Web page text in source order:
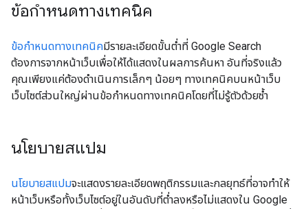
ข้อกำหนดทางเทคนิค
ข้อกำหนดทางเทคนิคมีรายละเอียดขั้นต่ำที่ Google Search
ต้องการจากหน้าเว็บเพื่อให้ได้แสดงในผลการค้นหา อันที่จริงแล้ว
คุณเพียงแค่ต้องดำเนินการเล็กๆ น้อยๆ ทางเทคนิคบนหน้าเว็บ
เว็บไซต์ส่วนใหญ่ผ่านข้อกำหนดทางเทคนิคโดยที่ไม่รู้ตัวด้วยซ้ำ
นโยบายสแปม
นโยบายสแปมจะแสดงรายละเอียดพฤติกรรมและกลยุทธ์ที่อาจทำให้
หน้าเว็บหรือทั้งเว็บไซต์อยู่ในอันดับที่ต่ำลงหรือไม่แสดงใน Google